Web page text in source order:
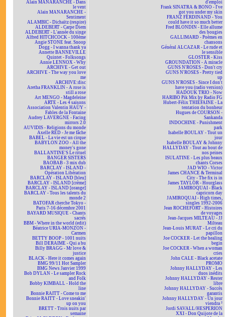
Alain MANARANCHE - Dans
le vent
Alain MANARANCHE -
Sentiment
ALAMBIC - Dichaïtz (respire)
ALDEBERT - Carpe Diem
ALDEBERT - L'année du singe
Alfred HITCHCOCK - 100ème
Angie STONE feat. Snoop
Dogg - I wanna thank ya
Annette BANNEVILLE
Quintet - Folksongs
Annie LENNOX - Why
ARCHIVE - Get out
ARCHIVE - The way you love
me
ARCHIVE:disc
Aretha FRANKLIN - A rose is
still a rose
Art MENGO - Magdeleine
ARTE - Les 4 saisons
Association Valentin HAÜY -
Fables de la Fontaine
Audrey LAVERGNE - Facing
mirrors 2.0
AUVIDIS - Religions du monde
Axelle RED - Je me fâche
BABEL - La vie est un cirque
BABYLON ZOO - All the
money's gone
BALLANTINE'S Le rituel
BANGER SISTERS
BAOBAB - 3 mix dub
BARCLAY - ISLAND -
Opération Libération
BARCLAY - ISLAND [bleu]
BARCLAY - ISLAND [crème]
BARCLAY - ISLAND [orange]
BARCLAY - Tous les talents du
monde 2
BATOFAR cherche Tokyo -
Paris 7-16 décembre 2001
BAYARD MUSIQUE - Chants
sacrés
BBM - Where in the world (edit)
Béatrice URIA-MONZON -
Carmen
BETTY BOOP - 1001 nuits
Bill DERAIME - Qui a bu
Billy BRAGG - Mr love &
justice
BLACK - Here it comes again
BMG 99/11 Hot Sampler
BMG News Janvier 1999
Bob DYLAN - Le sampler Rock
and Folk
Bobby KIMBALL - Hold the
line
Bonnie RAITT - Come to me
Bonnie RAITT - Love sneakin'
up on you
BRETT - Trois nuits par
semaine
d'emploi
Frank SINATRA & BONO - I've
got you under my skin
FRANZ FERDINAND - You
could have it so much better
Fred BLONDIN - Elle allume
des bougies
GALLIMARD - Poèmes en
chansons
Général ALCAZAR - Le rude et
le sensible
GLOSTER - Kiss
GROUNDATION - A miracle
GUNS N'ROSES - Don't cry
GUNS N'ROSES - Pretty tied
up
GUNS N'ROSES - Since I don't
have you (radio version)
HADOUK TRIO - Now
HARIBO Pik Mix by Radio FG
Hubert-Félix THIÉFAINE - La
tentation du bonheur
Hugues de COURSON -
Sankanda
INDOCHINE - Punishment
park
Isabelle BOULAY - Tout un
jour
Isabelle BOULAY & Johnny
HALLYDAY - Tout au bout de
nos peines
ISULATINE - Les plus beaux
chants Corses
JAD WIO - Victor
James CHANCE & Terminal
City - The fix is in
James TAYLOR - Hourglass
JAMIROQUAI - Black
capricorn day
JAMIROQUAI - High times,
singles 1992-2006
Jean ROCHEFORT - Histoires
de voyages
Jean-Jacques MILTEAU - JJ
Milteau
Jean-Louis MURAT - Le cri du
papillon
Joe COCKER - Let the healing
begin
Joe COCKER - When a woman
cries
John CALE - Black acetate
PROMO
Johnny HALLYDAY - Les
duos inédits
Johnny HALLYDAY - Rester
libre
Johnny HALLYDAY - Succès
garantis
Johnny HALLYDAY - Un jour
viendra ²
Jordi SAVALL/HESPERION
XXI - Don Quijote de la